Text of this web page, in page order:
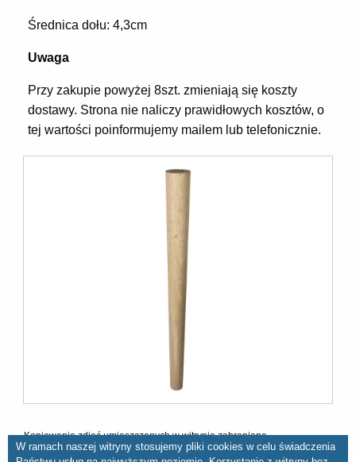
Średnica dołu: 4,3cm
Uwaga
Przy zakupie powyżej 8szt. zmieniają się koszty
dostawy. Strona nie naliczy prawidłowych kosztów, o
tej wartości poinformujemy mailem lub telefonicznie.
Kopiowanie zdjęć umieszczonych w witrynie zabronione
W ramach naszej witryny stosujemy pliki cookies w celu świadczenia